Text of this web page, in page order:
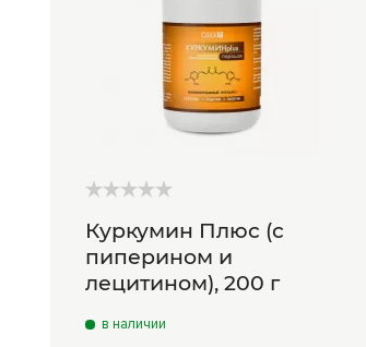
Куркумин Плюс (с
пиперином и
лецитином), 200 г
в наличии